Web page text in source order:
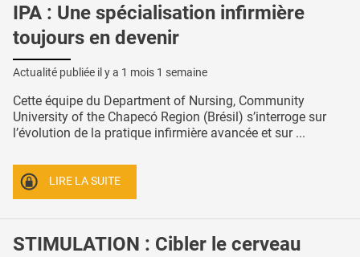
IPA : Une spécialisation infirmière
toujours en devenir
Actualité publiée il y a 1 mois 1 semaine
Cette équipe du Department of Nursing, Community
University of the Chapecó Region (Brésil) s’interroge sur
l’évolution de la pratique infirmière avancée et sur ...
LIRE LA SUITE
STIMULATION : Cibler le cerveau